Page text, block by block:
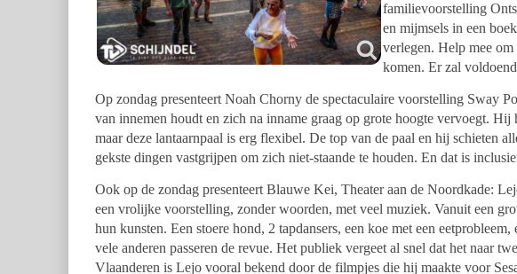
familievoorstelling
en mijmsels in een
verlegen. Help mee
komen. Er zal
Op zondag presenteert Noah Chorny de spectaculaire voorstelling Sway
van innemen houdt en zich na inname graag op grote hoogte vervoegt.
maar deze lantaarnpaal is erg flexibel. De top van de paal en hij schieten
gekste dingen vastgrijpen om zich niet-staande te houden. En dat is
Ook op de zondag presenteert Blauwe Kei, Theater aan de Noordkade:
een vrolijke voorstelling, zonder woorden, met veel muziek. Vanuit een
hun kunsten. Een stoere hond, 2 tapdansers, een koe met een
vele anderen passeren de revue. Het publiek vergeet al snel dat het naar
Vlaanderen is Lejo vooral bekend door de filmpjes die hij maakte voor